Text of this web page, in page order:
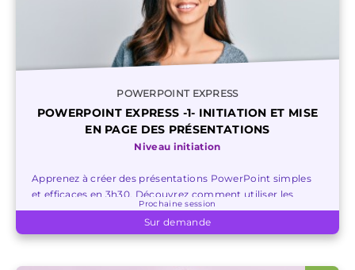
POWERPOINT EXPRESS
POWERPOINT EXPRESS -1- INITIATION ET MISE
EN PAGE DES PRÉSENTATIONS
Niveau initiation
Apprenez à créer des présentations PowerPoint simples
et efficaces en 3h30. Découvrez comment utiliser les
fonctions de base pour une présentation réussie.
Prochaine session
Sur demande